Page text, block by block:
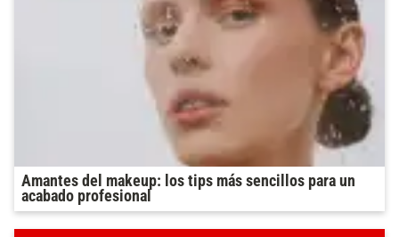
Amantes del makeup: los tips más sencillos para un
acabado profesional